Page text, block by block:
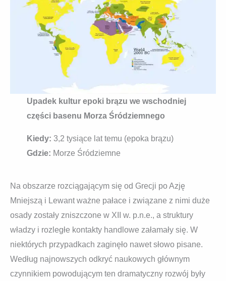
Upadek kultur epoki brązu we wschodniej
części basenu Morza Śródziemnego
Kiedy: 3,2 tysiące lat temu (epoka brązu)
Gdzie: Morze Śródziemne
Na obszarze rozciągającym się od Grecji po Azję
Mniejszą i Lewant ważne pałace i związane z nimi duże
osady zostały zniszczone w XII w. p.n.e., a struktury
władzy i rozległe kontakty handlowe załamały się. W
niektórych przypadkach zaginęło nawet słowo pisane.
Według najnowszych odkryć naukowych głównym
czynnikiem powodującym ten dramatyczny rozwój były